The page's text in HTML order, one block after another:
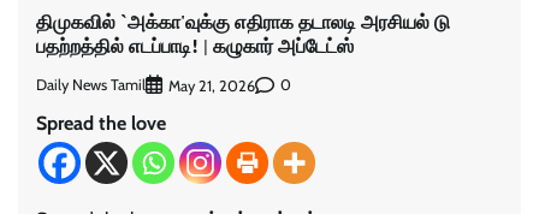
திமுகவில் `அக்கா'வுக்கு எதிராக தடாலடி அரசியல் டு
பதற்றத்தில் எடப்பாடி!‌ | கழுகார் அப்டேட்ஸ்
Daily News Tamil May 21, 2026 0
Spread the love